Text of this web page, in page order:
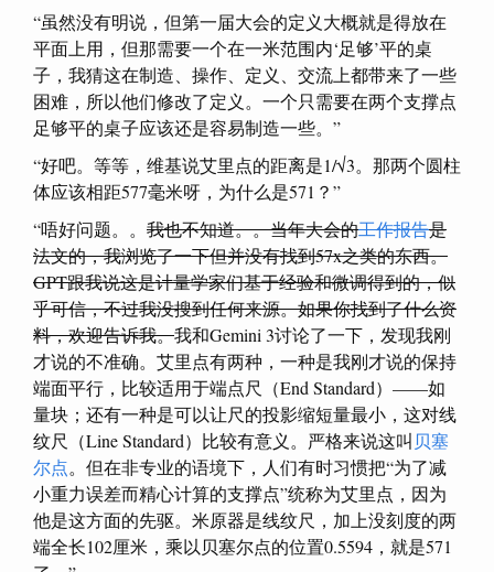
“虽然没有明说，但第一届大会的定义大概就是得放在
平面上用，但那需要一个在一米范围内‘足够’平的桌
子，我猜这在制造、操作、定义、交流上都带来了一些
困难，所以他们修改了定义。一个只需要在两个支撑点
足够平的桌子应该还是容易制造一些。”
“好吧。等等，维基说艾里点的距离是1/√3。那两个圆柱
体应该相距577毫米呀，为什么是571？”
“唔好问题。。 我也不知道。。当年大会的工作报告是
法文的，我浏览了一下但并没有找到57x之类的东西。
GPT跟我说这是计量学家们基于经验和微调得到的，似
乎可信，不过我没搜到任何来源。如果你找到了什么资
料，欢迎告诉我。我和Gemini 3讨论了一下，发现我刚
才说的不准确。艾里点有两种，一种是我刚才说的保持
端面平行，比较适用于端点尺（End Standard）——如
量块；还有一种是可以让尺的投影缩短量最小，这对线
纹尺（Line Standard）比较有意义。严格来说这叫 贝塞
尔点。但在非专业的语境下，人们有时习惯把“为了减
小重力误差而精心计算的支撑点”统称为艾里点，因为
他是这方面的先驱。米原器是线纹尺，加上没刻度的两
端全长102厘米，乘以贝塞尔点的位置0.5594，就是571